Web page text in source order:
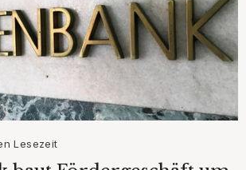
Lesezeit